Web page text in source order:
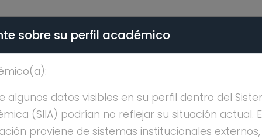
- PÚBLICO
RUSSELL
sobre su perfil académico
algunos datos visibles en su perfil dentro del
(SIIA) podrían no reflejar su situación actual.
proviene de sistemas institucionales